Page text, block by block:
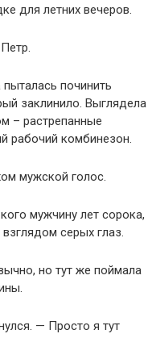
для летних вечеров.
починить
заклинило. Выглядела
– растрепанные
рабочий комбинезон.
мужской голос.
мужчину лет сорока,
серых глаз.
но тут же поймала
— Просто я тут